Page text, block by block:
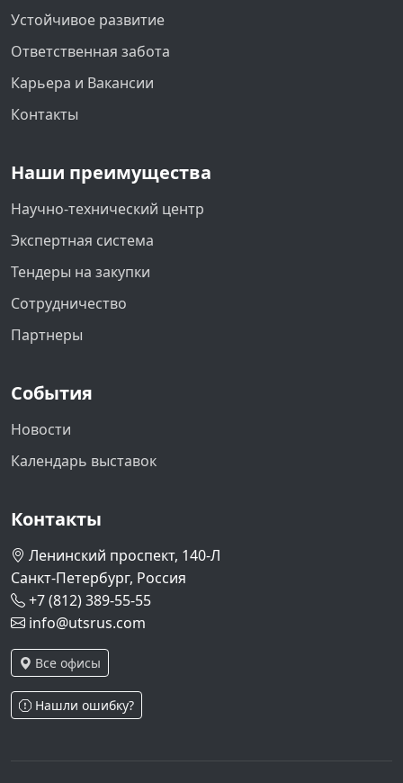
Устойчивое развитие
Ответственная забота
Карьера и Вакансии
Контакты
Наши преимущества
Научно-технический центр
Экспертная система
Тендеры на закупки
Сотрудничество
Партнеры
События
Новости
Календарь выставок
Контакты
Ленинский проспект, 140-Л
Санкт-Петербург, Россия
+7 (812) 389-55-55
info@utsrus.com
Все офисы
Нашли ошибку?